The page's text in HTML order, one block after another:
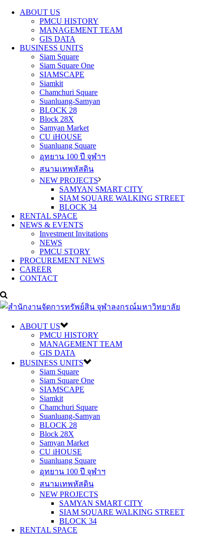
ABOUT US
PMCU HISTORY
MANAGEMENT TEAM
GIS DATA
BUSINESS UNITS
Siam Square
Siam Square One
SIAMSCAPE
Siamkit
Chamchuri Square
Suanluang-Samyan
BLOCK 28
Block 28X
Samyan Market
CU iHOUSE
Suanluang Square
อุทยาน 100 ปี จุฬาฯ
สนามเทพหัสดิน
NEW PROJECTS
SAMYAN SMART CITY
SIAM SQUARE WALKING STREET
BLOCK 34
RENTAL SPACE
NEWS & EVENTS
Investment Invitations
NEWS
PMCU STORY
PROCUREMENT NEWS
CAREER
CONTACT
ABOUT US
PMCU HISTORY
MANAGEMENT TEAM
GIS DATA
BUSINESS UNITS
Siam Square
Siam Square One
SIAMSCAPE
Siamkit
Chamchuri Square
Suanluang-Samyan
BLOCK 28
Block 28X
Samyan Market
CU iHOUSE
Suanluang Square
อุทยาน 100 ปี จุฬาฯ
สนามเทพหัสดิน
NEW PROJECTS
SAMYAN SMART CITY
SIAM SQUARE WALKING STREET
BLOCK 34
RENTAL SPACE